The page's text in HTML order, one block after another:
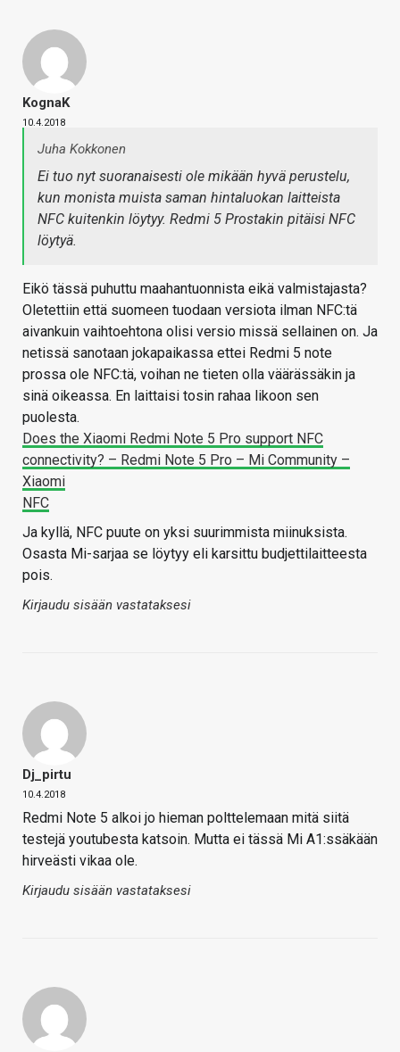
KognaK
10.4.2018
Juha Kokkonen
Ei tuo nyt suoranaisesti ole mikään hyvä perustelu,
kun monista muista saman hintaluokan laitteista
NFC kuitenkin löytyy. Redmi 5 Prostakin pitäisi NFC
löytyä.
Eikö tässä puhuttu maahantuonnista eikä valmistajasta?
Oletettiin että suomeen tuodaan versiota ilman NFC:tä
aivankuin vaihtoehtona olisi versio missä sellainen on. Ja
netissä sanotaan jokapaikassa ettei Redmi 5 note
prossa ole NFC:tä, voihan ne tieten olla väärässäkin ja
sinä oikeassa. En laittaisi tosin rahaa likoon sen
puolesta.
Does the Xiaomi Redmi Note 5 Pro support NFC
connectivity? – Redmi Note 5 Pro – Mi Community –
Xiaomi
NFC
Ja kyllä, NFC puute on yksi suurimmista miinuksista.
Osasta Mi-sarjaa se löytyy eli karsittu budjettilaitteesta
pois.
Kirjaudu sisään vastataksesi
Dj_pirtu
10.4.2018
Redmi Note 5 alkoi jo hieman polttelemaan mitä siitä
testejä youtubesta katsoin. Mutta ei tässä Mi A1:ssäkään
hirveästi vikaa ole.
Kirjaudu sisään vastataksesi